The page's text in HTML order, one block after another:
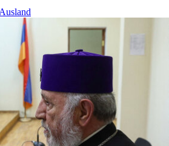
Ausland